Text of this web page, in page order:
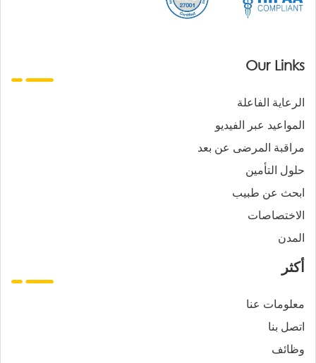
Our Links
الرعاية الفاعلة
المواعيد عبر الفيديو
مراقبة المرضى عن بعد
حلول التأمين
ابحث عن طبيب
الاختصاصات
المدن
أكثر
معلومات عنا
اتصل بنا
وظائف